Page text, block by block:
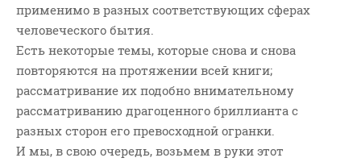
Книги
Мини-Проповеди
Музыка-Видео
Новости
Притчи
Проповедь-Аудио
применимо в разных соответствующих сферах
человеческого бытия.
Есть некоторые темы, которые снова и снова
повторяются на протяжении всей книги;
рассматривание их подобно внимательному
рассматриванию драгоценного бриллианта с
разных сторон его превосходной огранки.
И мы, в свою очередь, возьмем в руки этот